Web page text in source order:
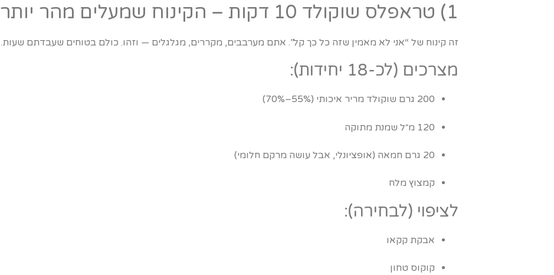
1) טראפלס שוקולד 10 דקות – הקינוח שמעלים מהר יותר מהמתנות
זה קינוח של “אני לא מאמין שזה כל כך קל”. אתם מערבבים, מקררים, מגלגלים — וזהו. כולם בטוחים שעבדתם שעות.
מצרכים (לכ-18 יחידות):
200 גרם שוקולד מריר איכותי (55%–70%)
120 מ״ל שמנת מתוקה
20 גרם חמאה (אופציונלי, אבל עושה מרקם חלומי)
קמצוץ מלח
לציפוי (לבחירה):
אבקת קקאו
קוקוס טחון